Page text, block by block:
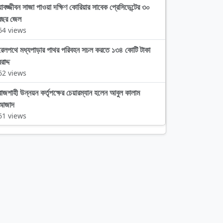
সাজা পাওয়া দক্ষিণ কোরিয়ার সাবেক প্রেসিডেন্টের ৩০
জেল
views
মধ্যপাড়ার পাথর পরিবহন সচল করতে ১৩৪ কোটি টাকা
views
উন্নয়ন কর্তৃপক্ষের চেয়ারম্যান হলেন আবুল কালাম
views